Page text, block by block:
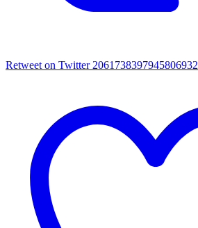
Retweet on Twitter 2061738397945806932